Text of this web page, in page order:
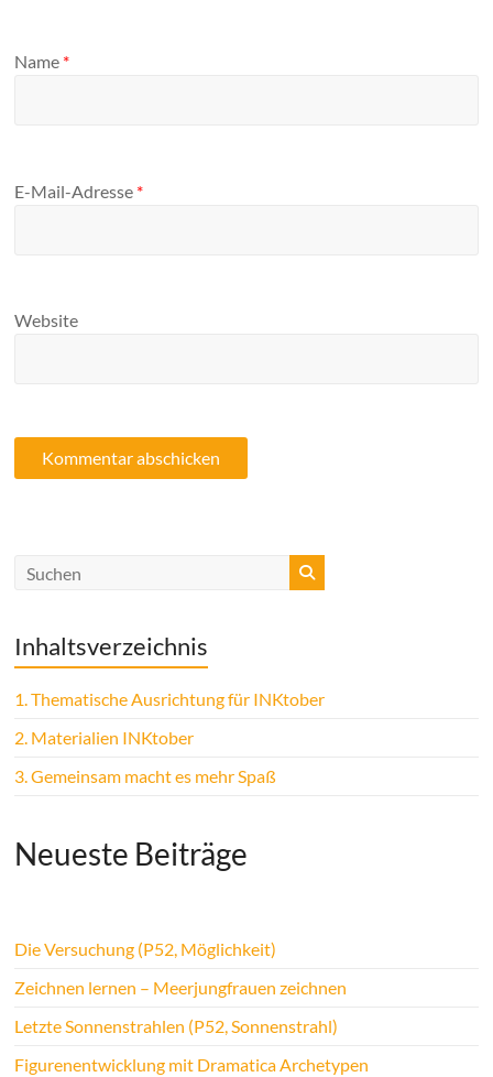
Name *
E-Mail-Adresse *
Website
Inhaltsverzeichnis
1.Thematische Ausrichtung für INKtober
2. Materialien INKtober
3.Gemeinsam macht es mehr Spaß
Neueste Beiträge
Die Versuchung (P52, Möglichkeit)
Zeichnen lernen – Meerjungfrauen zeichnen
Letzte Sonnenstrahlen (P52, Sonnenstrahl)
Figurenentwicklung mit Dramatica Archetypen